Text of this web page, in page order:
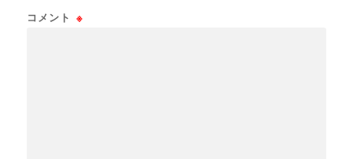
コメント ※